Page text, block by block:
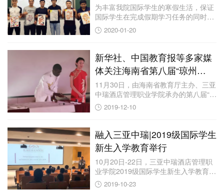
为丰富我院国际学生的寒假生活，保证
国际学生在完成假期学习任务的同时，
激发学生们的...
2020-01-20
新华社、中国教育报等多家媒
体关注海南省第八届“琼州
杯”国际学生汉语与才艺大赛在
三亚中瑞举行
11月30日，由海南省教育厅主办、三亚
中瑞酒店管理职业学院承办的第八届“琼
州杯”...
2019-12-10
融入三亚中瑞|2019级国际学生
新生入学教育举行
10月20日-22日，三亚中瑞酒店管理职
业学院2019级国际学生新生入学教育在
综...2019-10-23